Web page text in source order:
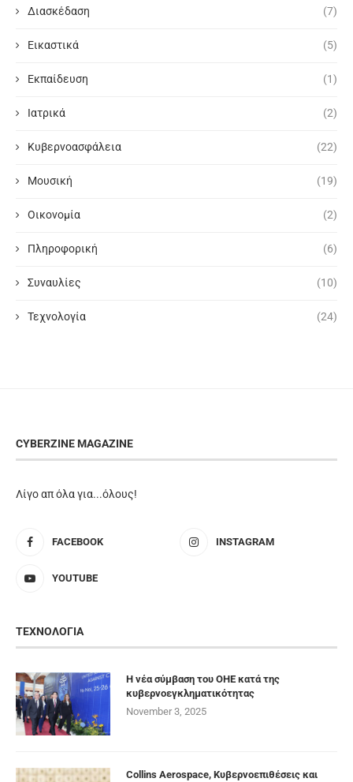
Διασκέδαση (7)
Εικαστικά (5)
Εκπαίδευση (1)
Ιατρικά (2)
Κυβερνοασφάλεια (22)
Μουσική (19)
Οικονομία (2)
Πληροφορική (6)
Συναυλίες (10)
Τεχνολογία (24)
CYBERZINE MAGAZINE
Λίγο απ όλα για...όλους!
FACEBOOK INSTAGRAM
YOUTUBE
ΤΕΧΝΟΛΟΓΙΑ
Η νέα σύμβαση του ΟΗΕ κατά της
κυβερνοεγκληματικότητας
November 3, 2025
Collins Aerospace, Κυβερνοεπιθέσεις και